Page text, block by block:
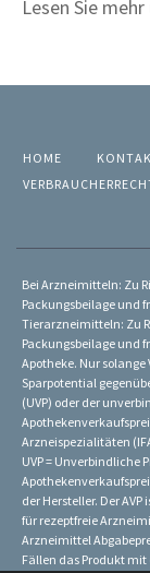
Lesen Sie
HOME
Bei Arzneimitteln: Zu
Packungsbeilage und
Tierarzneimitteln: Zu
Packungsbeilage und
Apotheke. Nur
Sparpotential
(UVP) oder der
Arzneispezialitäten
UVP = Unverbindliche
der Hersteller. Der
für rezeptfreie
Arzneimittel
Fällen das Produkt